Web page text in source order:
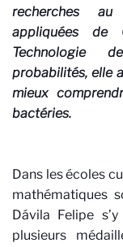
recherches
appliquées de
Technologie
probabilités, elle
mieux
bactéries.
Dans les écoles
mathématiques
Dávila Felipe
plusieurs